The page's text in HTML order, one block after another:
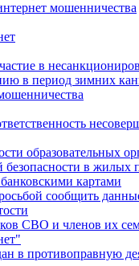
мошенничества
в
в период зимних
образовательных
в жилых
картами
сообщить
СВО и членов их
в противоправную